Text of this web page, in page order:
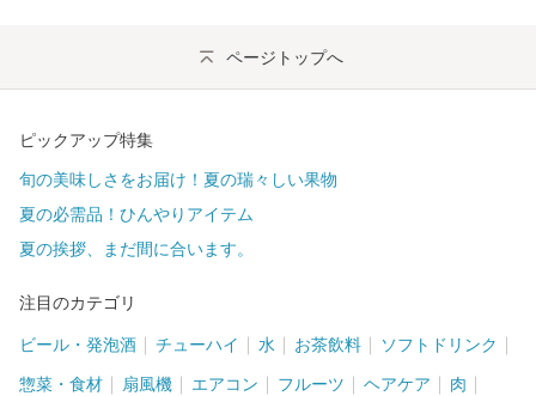
ページトップへ
ピックアップ特集
旬の美味しさをお届け！夏の瑞々しい果物
夏の必需品！ひんやりアイテム
夏の挨拶、まだ間に合います。
注目のカテゴリ
ビール・発泡酒 チューハイ 水 お茶飲料 ソフトドリンク
惣菜・食材 扇風機 エアコン フルーツ ヘアケア 肉